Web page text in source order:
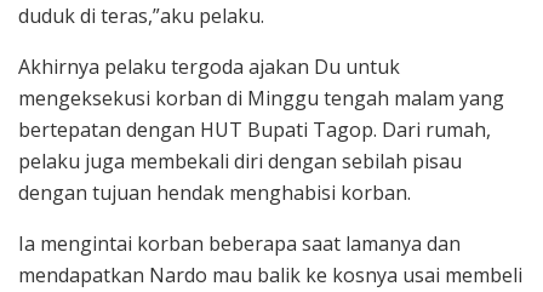
duduk di teras,”aku pelaku.
Akhirnya pelaku tergoda ajakan Du untuk
mengeksekusi korban di Minggu tengah malam yang
bertepatan dengan HUT Bupati Tagop. Dari rumah,
pelaku juga membekali diri dengan sebilah pisau
dengan tujuan hendak menghabisi korban.
Ia mengintai korban beberapa saat lamanya dan
mendapatkan Nardo mau balik ke kosnya usai membeli